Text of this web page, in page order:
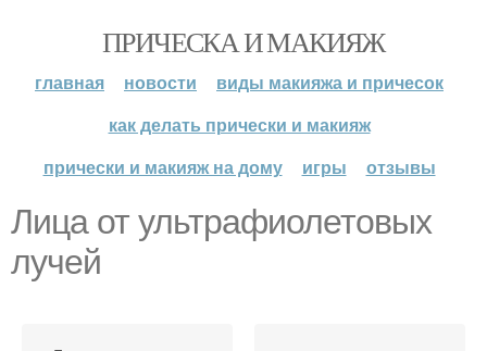
ПРИЧЕСКА И МАКИЯЖ
главная новости
виды макияжа и причесок
как делать прически и макияж
прически и макияж на дому
игры отзывы
Лица от ультрафиолетовых
лучей